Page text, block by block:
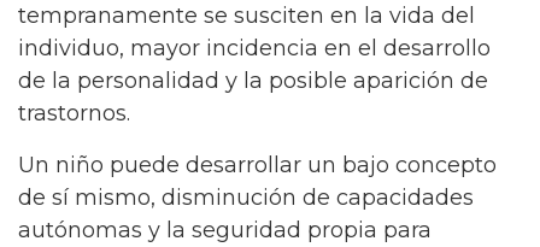
tempranamente se susciten en la vida del
individuo, mayor incidencia en el desarrollo
de la personalidad y la posible aparición de
trastornos.
Un niño puede desarrollar un bajo concepto
de sí mismo, disminución de capacidades
autónomas y la seguridad propia para